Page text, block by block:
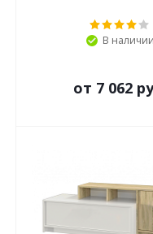
В наличии
от 7 062